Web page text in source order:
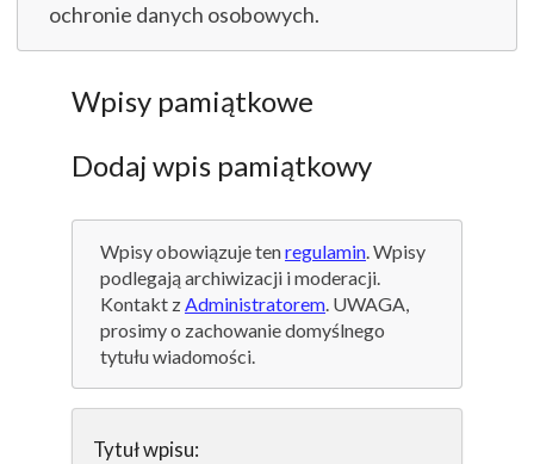
ochronie danych osobowych.
Wpisy pamiątkowe
Dodaj wpis pamiątkowy
Wpisy obowiązuje tenregulamin. Wpisy
podlegają archiwizacji i moderacji.
Kontakt zAdministratorem. UWAGA,
prosimy o zachowanie domyślnego
tytułu wiadomości.
Tytuł wpisu: